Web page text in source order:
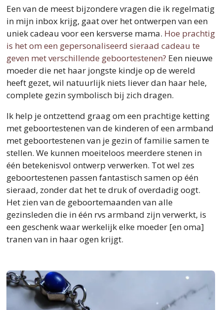
Een van de meest bijzondere vragen die ik regelmatig
in mijn inbox krijg, gaat over het ontwerpen van een
uniek cadeau voor een kersverse mama. Hoe prachtig
is het om een gepersonaliseerd sieraad cadeau te
geven met verschillende geboortestenen? Een nieuwe
moeder die net haar jongste kindje op de wereld
heeft gezet, wil natuurlijk niets liever dan haar hele,
complete gezin symbolisch bij zich dragen.
Ik help je ontzettend graag om een prachtige ketting
met geboortestenen van de kinderen of een armband
met geboortestenen van je gezin of familie samen te
stellen. We kunnen moeiteloos meerdere stenen in
één betekenisvol ontwerp verwerken. Tot wel zes
geboortestenen passen fantastisch samen op één
sieraad, zonder dat het te druk of overdadig oogt.
Het zien van de geboortemaanden van alle
gezinsleden die in één rvs armband zijn verwerkt, is
een geschenk waar werkelijk elke moeder [en oma]
tranen van in haar ogen krijgt.